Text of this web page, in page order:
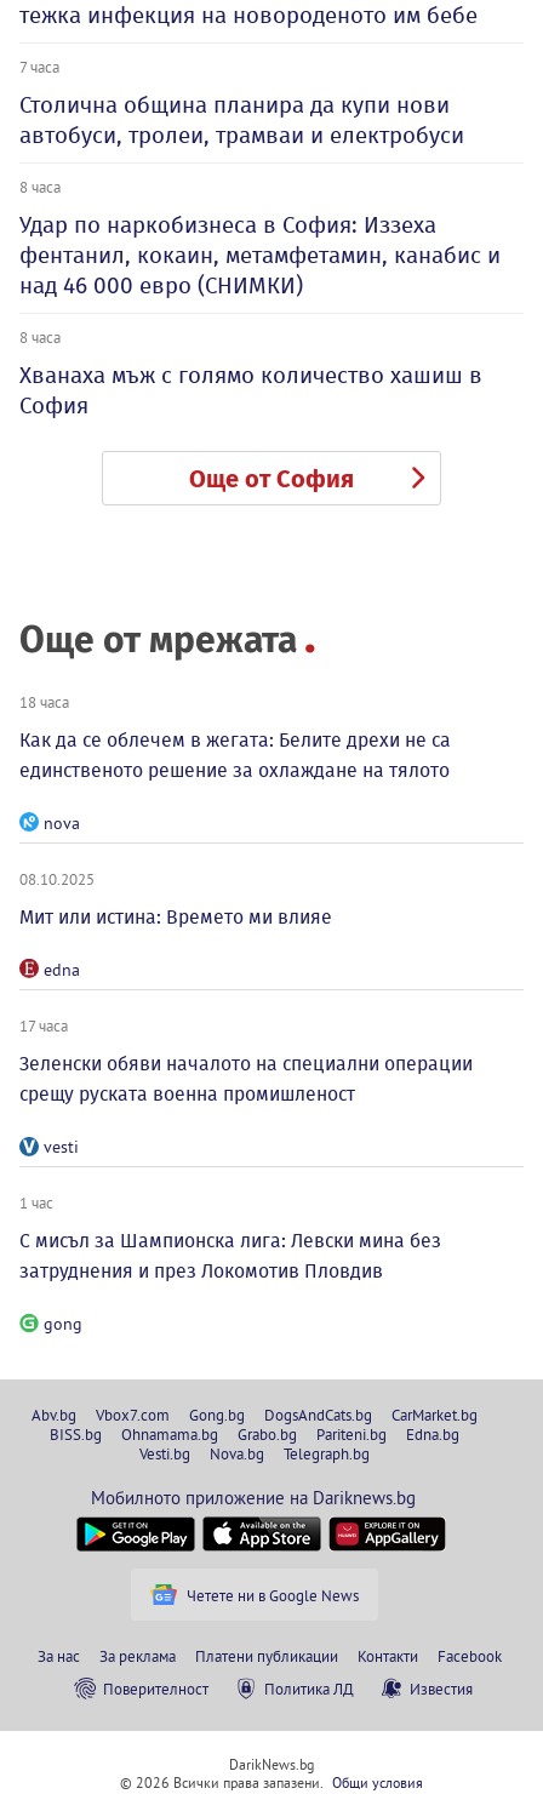
тежка инфекция на новороденото им бебе
7 часа
Столична община планира да купи нови
автобуси, тролеи, трамваи и електробуси
8 часа
Удар по наркобизнеса в София: Иззеха
фентанил, кокаин, метамфетамин, канабис и
над 46 000 евро (СНИМКИ)
8 часа
Хванаха мъж с голямо количество хашиш в
София
Още от София
Още от мрежата
18 часа
Как да се облечем в жегата: Белите дрехи не са
единственото решение за охлаждане на тялото
nova
08.10.2025
Мит или истина: Времето ми влияе
edna
17 часа
Зеленски обяви началото на специални операции
срещу руската военна промишленост
vesti
1 час
С мисъл за Шампионска лига: Левски мина без
затруднения и през Локомотив Пловдив
gong
Abv.bg Vbox7.com Gong.bg DogsAndCats.bg
CarMarket.bg
BISS.bg
Ohnamama.bg Grabo.bg Pariteni.bg
Edna.bg
Vesti.bg
Nova.bg Telegraph.bg
Мобилното приложение на Dariknews.bg
Четете ни в Google News
За нас За реклама Платени публикации Контакти
Facebook
Поверителност
Политика ЛД Известия
DarikNews.bg
© 2026 Всички права запазени. Общи условия